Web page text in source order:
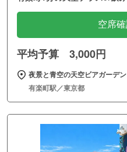
空席
平均予算 3,000円
夜景と青空の天空ビアガーデ
有楽町駅／東京都